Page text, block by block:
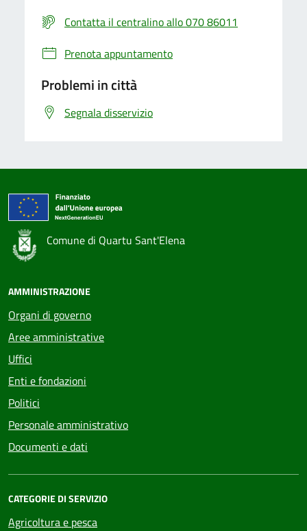
Contatta il centralino allo 070 86011
Prenota appuntamento
Problemi in città
Segnala disservizio
Comune di Quartu Sant'Elena
AMMINISTRAZIONE
Organi di governo
Aree amministrative
Uffici
Enti e fondazioni
Politici
Personale amministrativo
Documenti e dati
CATEGORIE DI SERVIZIO
Agricoltura e pesca